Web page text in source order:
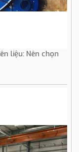
liệu: Nên chọn